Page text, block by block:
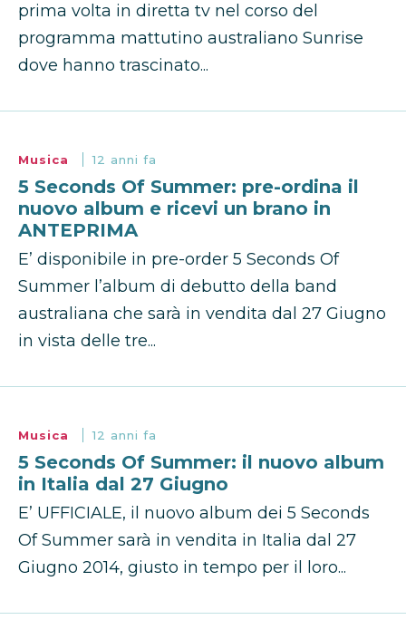
prima volta in diretta tv nel corso del
programma mattutino australiano Sunrise
dove hanno trascinato...
Musica 12 anni fa
5 Seconds Of Summer: pre-ordina il
nuovo album e ricevi un brano in
ANTEPRIMA
E’ disponibile in pre-order 5 Seconds Of
Summer l’album di debutto della band
australiana che sarà in vendita dal 27 Giugno
in vista delle tre...
Musica 12 anni fa
5 Seconds Of Summer: il nuovo album
in Italia dal 27 Giugno
E’ UFFICIALE, il nuovo album dei 5 Seconds
Of Summer sarà in vendita in Italia dal 27
Giugno 2014, giusto in tempo per il loro...